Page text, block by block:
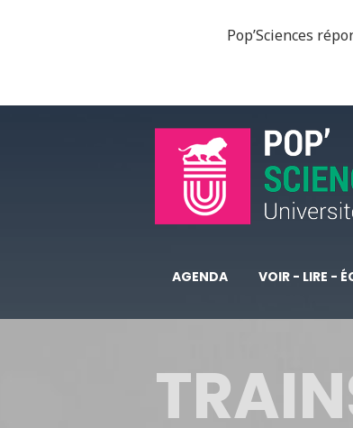
Pop’Sciences
AGENDA VOIR - LIRE -